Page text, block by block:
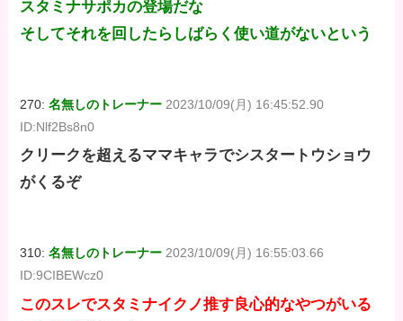
スタミナサポカの登場だな
そしてそれを回したらしばらく使い道がないという
270:名無しのトレーナー 2023/10/09(月) 16:45:52.90
ID:Nlf2Bs8n0
クリークを超えるママキャラでシスタートウショウ
がくるぞ
310:名無しのトレーナー 2023/10/09(月) 16:55:03.66
ID:9CIBEWcz0
このスレでスタミナイクノ推す良心的なやつがいる